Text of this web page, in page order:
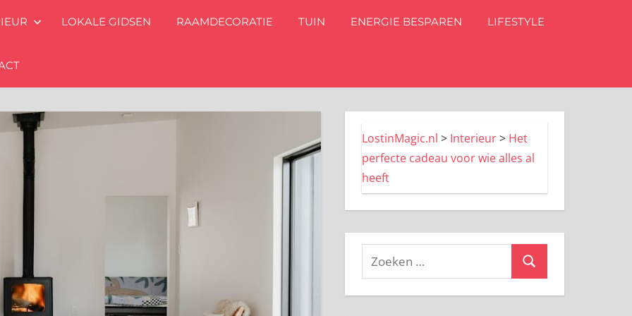
LOKALE GIDSEN RAAMDECORATIE TUIN ENERGIE BESPAREN LIFESTYLE
LostinMagic.nl > Interieur> Het
perfecte cadeau voor wie alles al
heeft
Zoeken
Zoeken